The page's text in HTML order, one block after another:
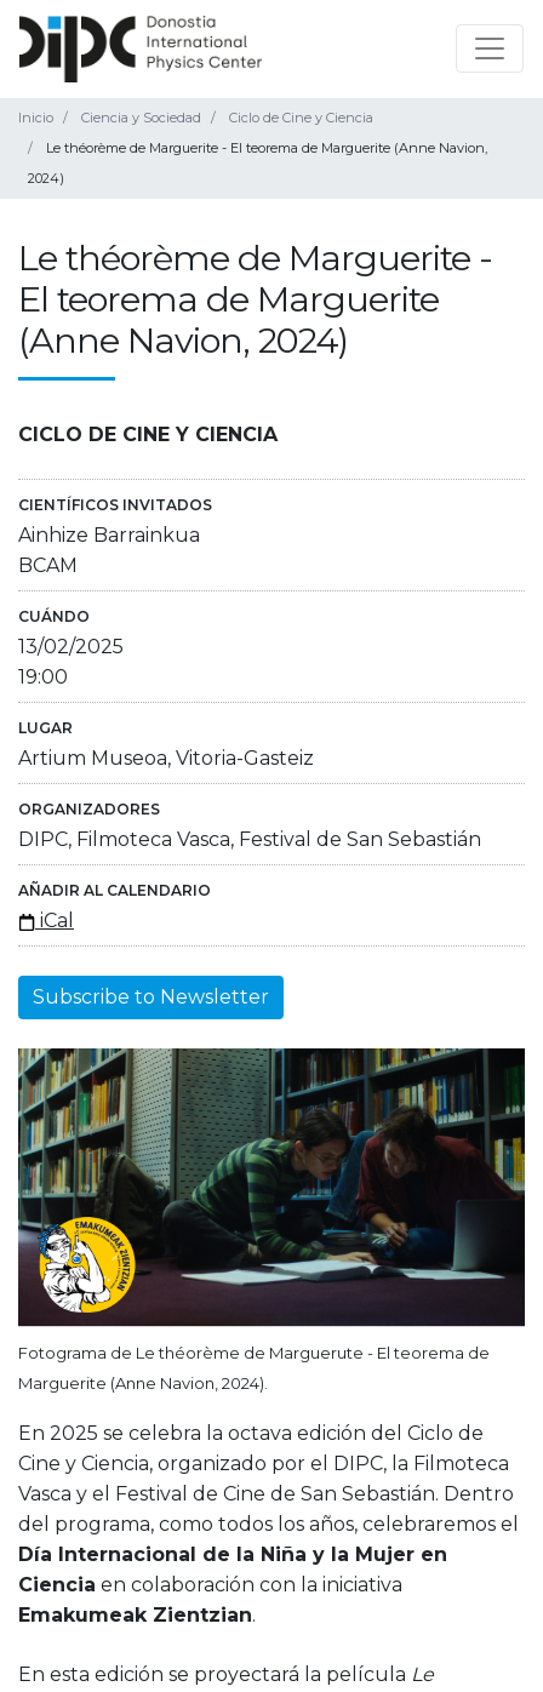
Inicio Ciencia y Sociedad
Ciclo de Cine y Ciencia
Le théorème de Marguerite - El teorema de Marguerite (Anne Navion,
2024)
Le théorème de Marguerite -
El teorema de Marguerite
(Anne Navion, 2024)
CICLO DE CINE Y CIENCIA
CIENTÍFICOS INVITADOS
Ainhize Barrainkua
BCAM
CUÁNDO
13/02/2025
19:00
LUGAR
Artium Museoa, Vitoria-Gasteiz
ORGANIZADORES
DIPC, Filmoteca Vasca, Festival de San Sebastián
AÑADIR AL CALENDARIO
iCal
Subscribe to Newsletter
Fotograma de Le théorème de Marguerute - El teorema de
Marguerite (Anne Navion, 2024).
En 2025 se celebra la octava edición del Ciclo de
Cine y Ciencia, organizado por el DIPC, la Filmoteca
Vasca y el Festival de Cine de San Sebastián. Dentro
del programa, como todos los años, celebraremos el
Día Internacional de la Niña y la Mujer en
Ciencia en colaboración con la iniciativa
Emakumeak Zientzian.
En esta edición se proyectará la película Le